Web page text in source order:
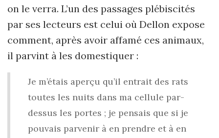
on le verra. L’un des passages plébiscités
par ses lecteurs est celui où Dellon expose
comment, après avoir affamé ces animaux,
il parvint à les domestiquer :
Je m’étais aperçu qu’il entrait des rats
toutes les nuits dans ma cellule par-
dessus les portes ; je pensais que si je
pouvais parvenir à en prendre et à en